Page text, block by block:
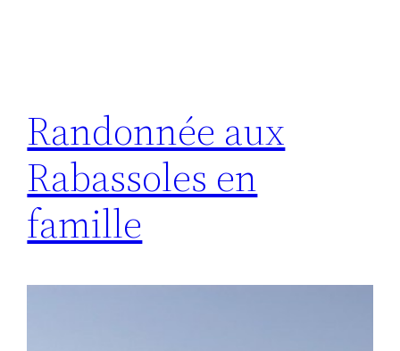
Randonnée aux
Rabassoles en
famille